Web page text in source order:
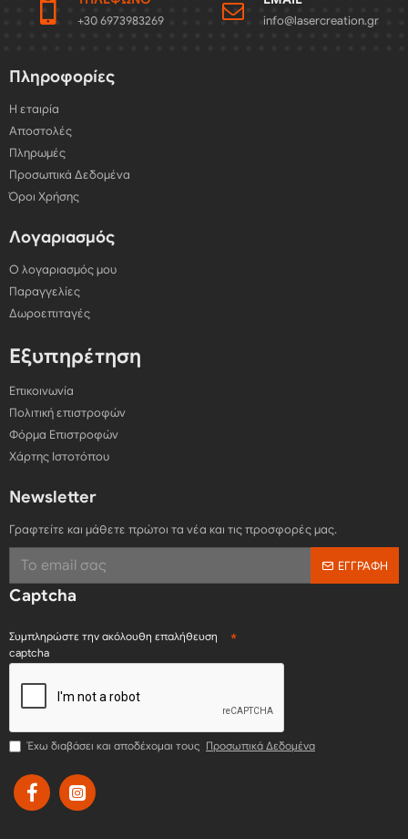
+30 6973983269
info@lasercreation.gr
Πληροφορίες
Η εταιρία
Αποστολές
Πληρωμές
Προσωπικά Δεδομένα
Όροι Χρήσης
Λογαριασμός
Ο λογαριασμός μου
Παραγγελίες
Δωροεπιταγές
Εξυπηρέτηση
Επικοινωνία
Πολιτική επιστροφών
Φόρμα Επιστροφών
Χάρτης Ιστοτόπου
Newsletter
Γραφτείτε και μάθετε πρώτοι τα νέα και τις προσφορές μας.
ΕΓΓΡΑΦΉ
Captcha
Συμπληρώστε την ακόλουθη επαλήθευση
captcha
Έχω διαβάσει και αποδέχομαι τους Προσωπικά Δεδομένα